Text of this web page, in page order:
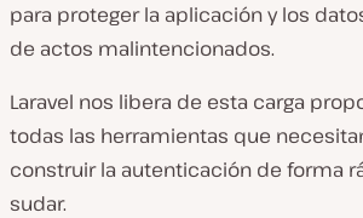
para proteger la aplicación y los
de actos malintencionados.
Laravel nos libera de esta carga
todas las herramientas que
construir la autenticación de forma
sudar.